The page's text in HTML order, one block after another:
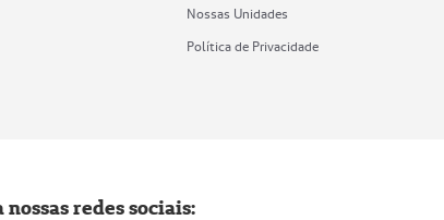
Nossas Unidades
Política de Privacidade
nossas redes sociais: